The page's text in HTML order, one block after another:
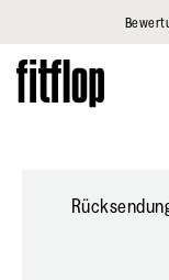
Klicken Sie hier, um
Skip
to